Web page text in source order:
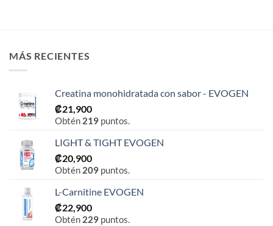
MÁS RECIENTES
Creatina monohidratada con sabor - EVOGEN
₡21,900
Obtén 219 puntos.
LIGHT & TIGHT EVOGEN
₡20,900
Obtén 209 puntos.
L-Carnitine EVOGEN
₡22,900
Obtén 229 puntos.